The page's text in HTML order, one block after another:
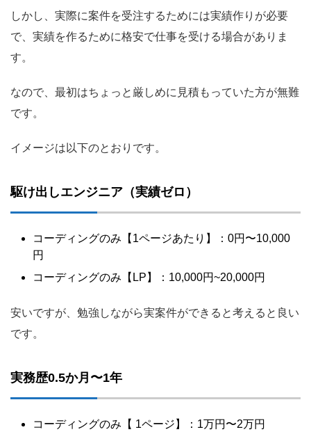
しかし、実際に案件を受注するためには実績作りが必要
で、 実績を作るために格安で仕事を受ける場合がありま
す。
なので、最初はちょっと厳しめに見積もっていた方が無難
です。
イメージは以下のとおりです。
駆け出しエンジニア（実績ゼロ）
コーディングのみ【1ページあたり】：0円〜10,000
円
コーディングのみ【LP】：10,000円~20,000円
安いですが、勉強しながら実案件ができると考えると良い
です。
実務歴0.5か月〜1年
コーディングのみ【 1ページ】：1万円〜2万円